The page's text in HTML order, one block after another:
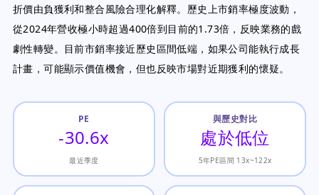
折價由負獲利和整合風險合理化解釋。歷史上市銷率極度波動，
從2024年營收極小時超過400倍到目前的1.73倍，反映業務的戲
劇性轉變。目前市銷率接近歷史區間低端，如果公司能執行成長
計畫，可能顯示價值機會，但也反映市場對近期獲利的懷疑。
PE
-30.6x
最近季度
與歷史對比
處於低位
5年PE區間 13x~122x